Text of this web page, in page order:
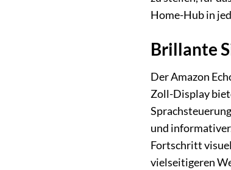
Home-Hub in
Brillante
Der Amazon
Zoll-Display
und
Fortschritt
vielseitigeren